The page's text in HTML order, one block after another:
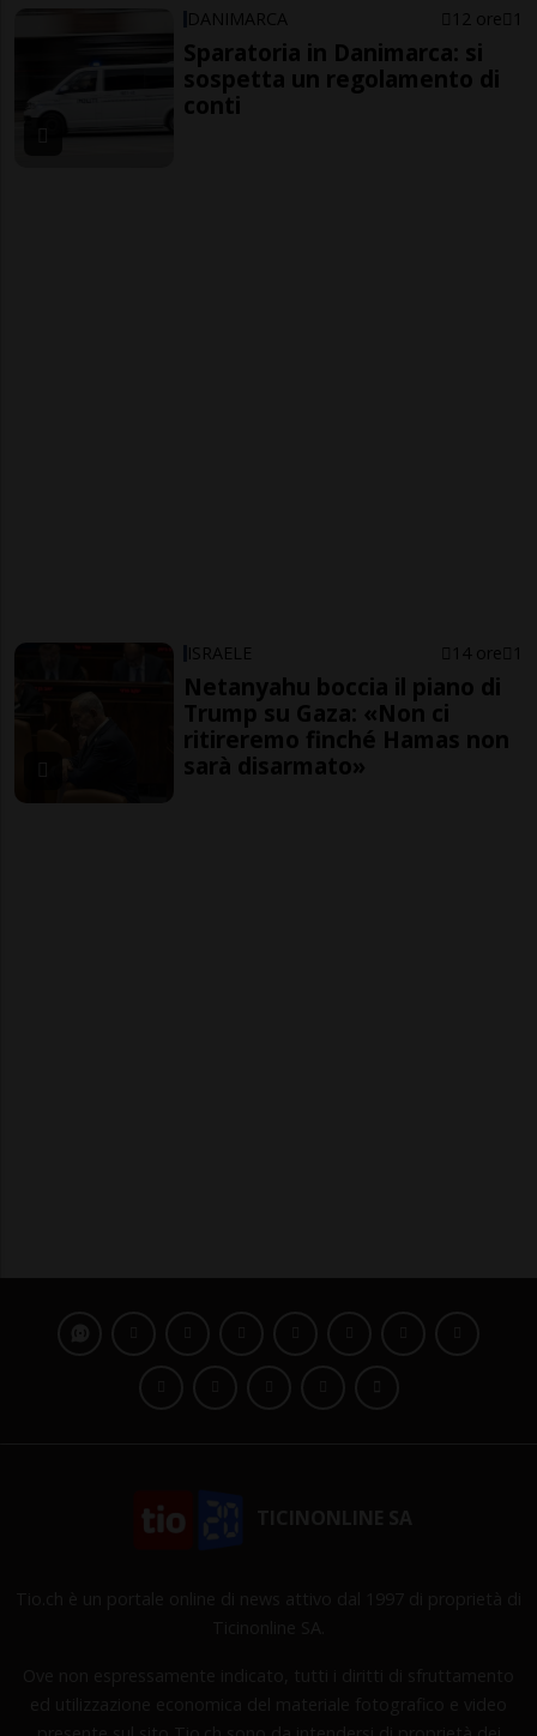
DANIMARCA 12 ore 1
Sparatoria in Danimarca: si
sospetta un regolamento di
conti
ISRAELE 14 ore 1
Netanyahu boccia il piano di
Trump su Gaza: «Non ci
ritireremo finché Hamas non
sarà disarmato»